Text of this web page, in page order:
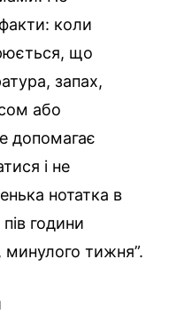
коли
що
запах,
або
допомагає
і не
нотатка в
години
минулого тижня”.